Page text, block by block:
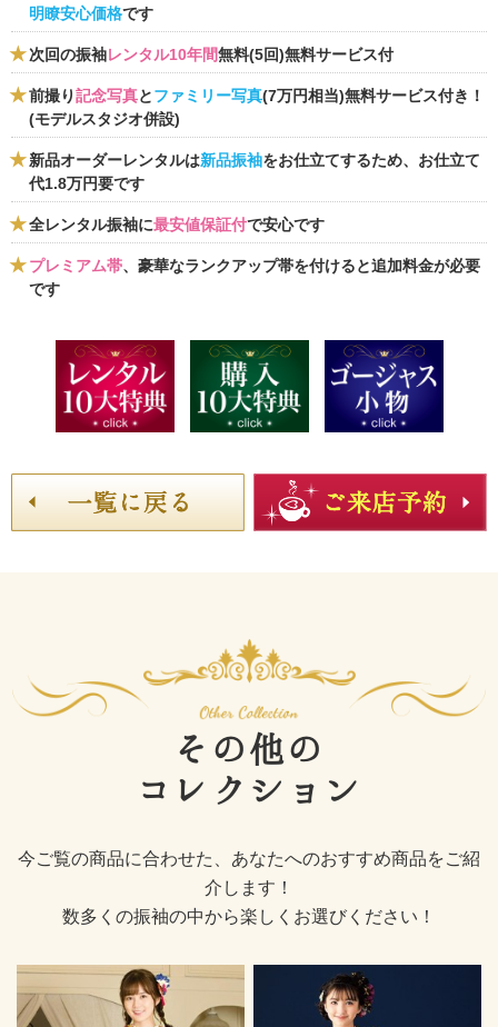
明瞭安心価格です
次回の振袖レンタル10年間無料(5回)無料サービス付
前撮り記念写真とファミリー写真(7万円相当)無料サービス付き！
(モデルスタジオ併設)
新品オーダーレンタルは新品振袖をお仕立てするため、お仕立て
代1.8万円要です
全レンタル振袖に最安値保証付で安心です
プレミアム帯、豪華なランクアップ帯を付けると追加料金が必要
です
その他の
コレクション
今ご覧の商品に合わせた、あなたへのおすすめ商品をご紹
介します！
数多くの振袖の中から楽しくお選びください！